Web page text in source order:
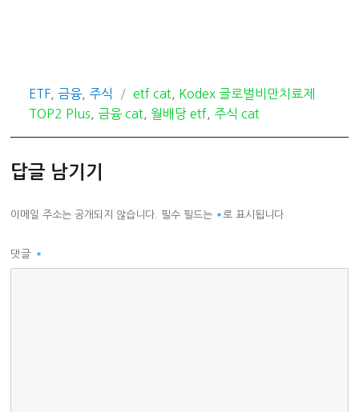
카
테
ETF 금융 주식
태
그
etf cat
Kodex 글로벌비만치료제
TOP2 Plus
금융 cat 월배당 etf 주식 cat
답글 남기기
이메일 주소는 공개되지 않습니다. 필수 필드는 *로 표시됩니다
댓글 *